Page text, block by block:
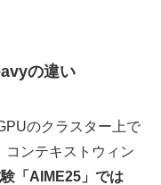
の違い
のクラスター上で
コンテキストウィン
「AIME25」では